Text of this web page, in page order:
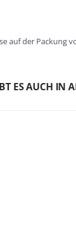
auf der Packung
ES AUCH IN